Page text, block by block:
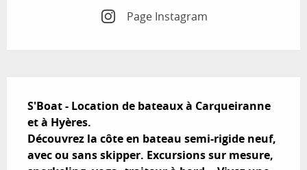
Page Instagram
S'Boat - Location de bateaux à Carqueiranne
et à Hyères.
Découvrez la côte en bateau semi-rigide neuf,
avec ou sans skipper. Excursions sur mesure,